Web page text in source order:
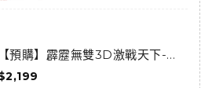
【預購】霹靂無雙3D激戰天下-亂
世狂刀-狂龍傲天套組(預購限定)
結束預購)